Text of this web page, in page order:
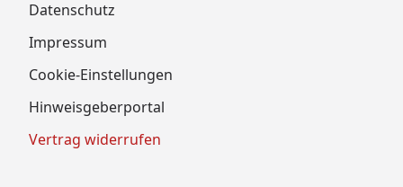
Datenschutz
Impressum
Cookie-Einstellungen
Hinweisgeberportal
Vertrag widerrufen